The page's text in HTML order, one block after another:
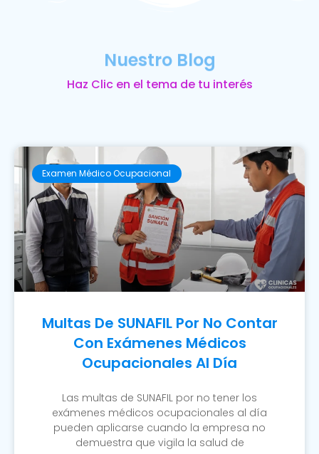
Nuestro Blog
Haz Clic en el tema de tu interés
Examen Médico Ocupacional
Multas De SUNAFIL Por No Contar
Con Exámenes Médicos
Ocupacionales Al Día
Las multas de SUNAFIL por no tener los
exámenes médicos ocupacionales al día
pueden aplicarse cuando la empresa no
demuestra que vigila la salud de